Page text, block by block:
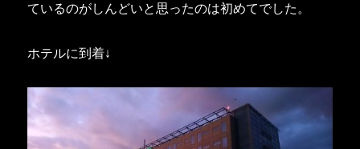
ているのがしんどいと思ったのは初めてでした。
ホテルに到着↓